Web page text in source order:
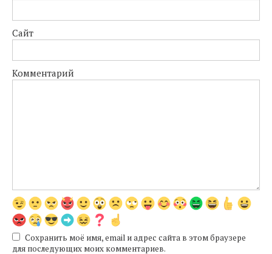
Сайт
Комментарий
Сохранить моё имя, email и адрес сайта в этом браузере
для последующих моих комментариев.